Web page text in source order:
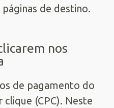
de destino.
nos
de pagamento do
(CPC). Neste